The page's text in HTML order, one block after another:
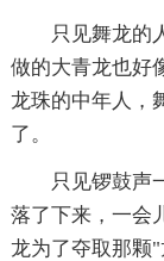
只见舞龙的
做的大青龙也好
龙珠的中年人，
了。
只见锣鼓声
落了下来，一会
龙为了夺取那颗